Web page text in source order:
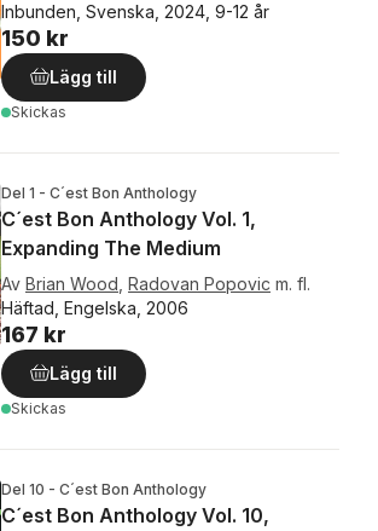
Inbunden, Svenska, 2024, 9-12 år
150 kr
Lägg till
Skickas
Del 1 - C´est Bon Anthology
C´est Bon Anthology Vol. 1,
Expanding The Medium
Av Brian Wood Radovan Popovic m. fl.
Häftad, Engelska, 2006
167 kr
Lägg till
Skickas
Del 10 - C´est Bon Anthology
C´est Bon Anthology Vol. 10,